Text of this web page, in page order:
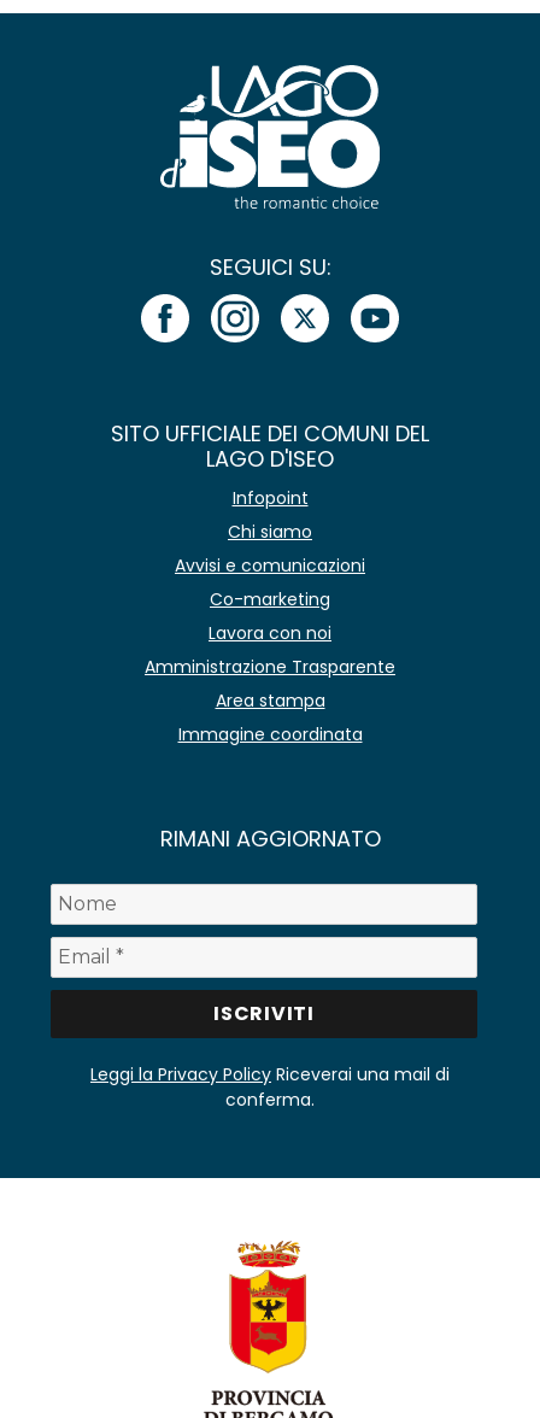
SEGUICI SU:
SITO UFFICIALE DEI COMUNI DEL
LAGO D'ISEO
Infopoint
Chi siamo
Avvisi e comunicazioni
Co-marketing
Lavora con noi
Amministrazione Trasparente
Area stampa
Immagine coordinata
RIMANI AGGIORNATO
Leggi la Privacy Policy Riceverai una mail di
conferma.